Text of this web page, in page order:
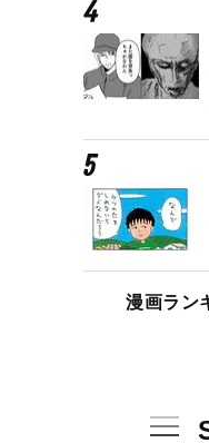
家康』と己の出自を隠し
漫画ラン